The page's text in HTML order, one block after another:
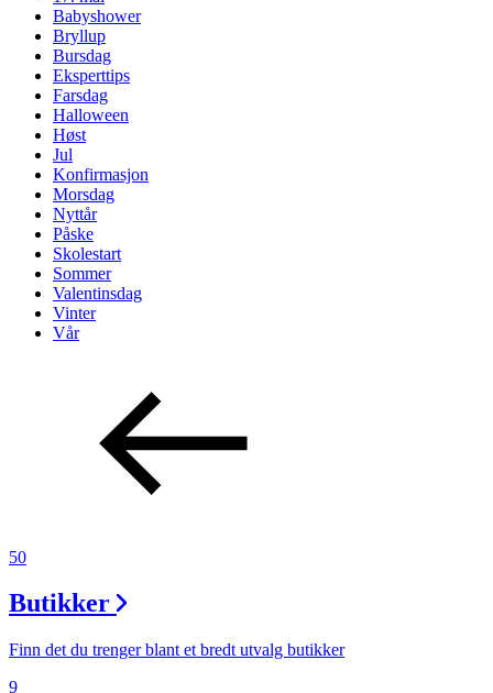
Babyshower
Bryllup
Bursdag
Eksperttips
Farsdag
Halloween
Høst
Jul
Konfirmasjon
Morsdag
Nyttår
Påske
Skolestart
Sommer
Valentinsdag
Vinter
Vår
50
Butikker
Finn det du trenger blant et bredt utvalg butikker
9